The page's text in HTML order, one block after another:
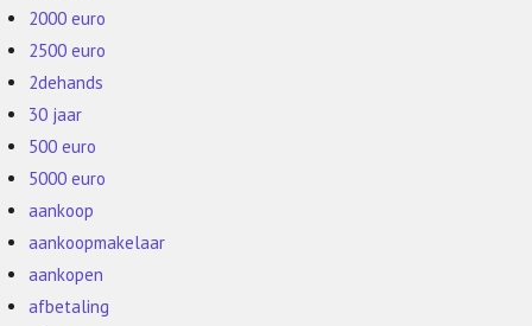
2000 euro
2500 euro
2dehands
30 jaar
500 euro
5000 euro
aankoop
aankoopmakelaar
aankopen
afbetaling